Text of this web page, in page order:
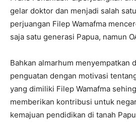
gelar doktor dan menjadi salah
perjuangan Filep Wamafma
saja satu generasi Papua, namun
Bahkan almarhum menyempatkan
penguatan dengan motivasi
yang dimiliki Filep Wamafma
memberikan kontribusi untuk
kemajuan pendidikan di tanah